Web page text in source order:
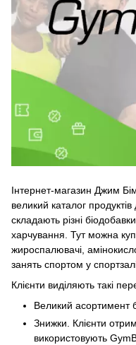
Інтернет-магазин Джим
великий каталог
складають різні
харчування. Тут можна
жироспалювачі,
занять спортом у
Клієнти виділяють такі
Великий асортимент
Знижки. Клієнти
використовують